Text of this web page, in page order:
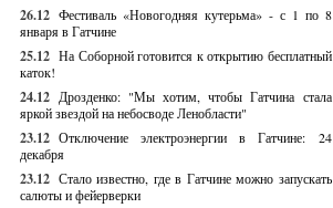
26.12 Фестиваль «Новогодняя кутерьма» - с 1 по 8
января в Гатчине
25.12 На Соборной готовится к открытию бесплатный
каток!
24.12 Дрозденко: "Мы хотим, чтобы Гатчина стала
яркой звездой на небосводе Ленобласти"
23.12 Отключение электроэнергии в Гатчине: 24
декабря
23.12 Стало известно, где в Гатчине можно запускать
салюты и фейерверки